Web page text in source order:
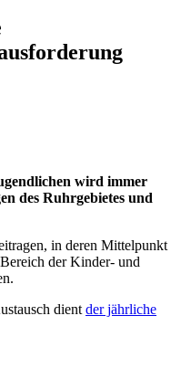
wird immer
des Ruhrgebietes und
in deren Mittelpunkt
der Kinder- und
dient der jährliche